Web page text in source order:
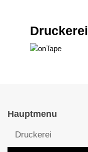
Hauptmenu
Druckerei